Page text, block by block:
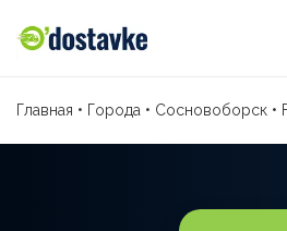
Главная • Города • Сосновоборск •